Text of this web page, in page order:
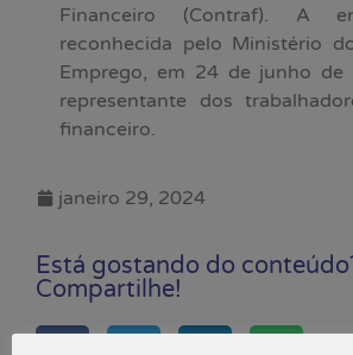
Financeiro (Contraf). A
reconhecida pelo Ministério
Emprego, em 24 de junho de
representante dos
financeiro.
janeiro 29, 2024
Está gostando do
Compartilhe!